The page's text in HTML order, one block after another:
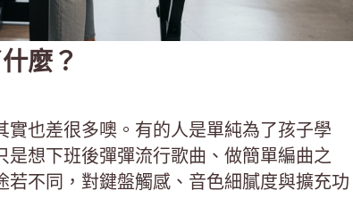
麼？
也差很多噢。有的人是單純為了孩子學
想下班後彈彈流行歌曲、做簡單編曲之
不同，對鍵盤觸感、音色細膩度與擴充功